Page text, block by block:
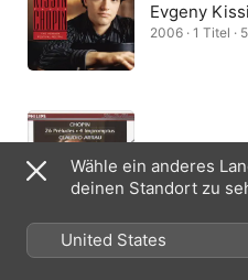
Evgeny
2006 · 1 Titel ·
Claudio
1981 · 1 Titel · 5
Wähle ein anderes
deinen Standort zu
United States